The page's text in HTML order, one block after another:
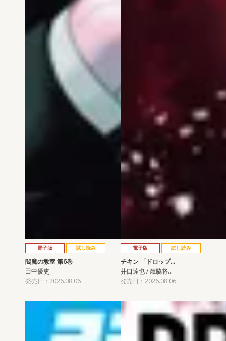
電子版 試し読み
閻魔の教室 第6巻
田中優吏
発売日：2026.08.06
電子版 試し読み
チキン 「ドロップ…
井口達也 / 歳脇将…
発売日：2026.08.06